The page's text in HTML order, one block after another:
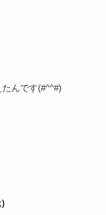
んです(#^^#)